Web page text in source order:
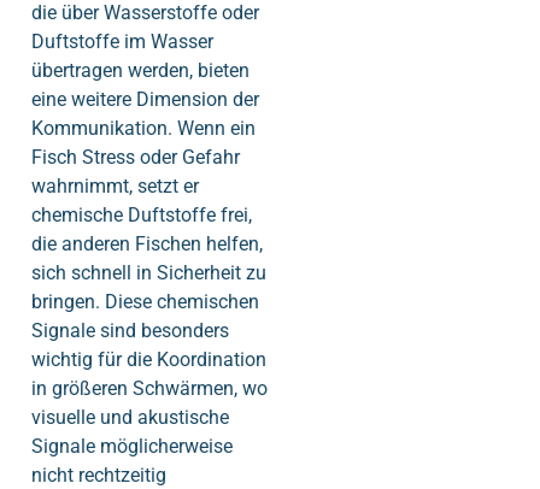
die über Wasserstoffe oder
Duftstoffe im Wasser
übertragen werden, bieten
eine weitere Dimension der
Kommunikation. Wenn ein
Fisch Stress oder Gefahr
wahrnimmt, setzt er
chemische Duftstoffe frei,
die anderen Fischen helfen,
sich schnell in Sicherheit zu
bringen. Diese chemischen
Signale sind besonders
wichtig für die Koordination
in größeren Schwärmen, wo
visuelle und akustische
Signale möglicherweise
nicht rechtzeitig